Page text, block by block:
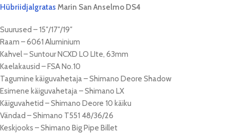
Hübriidjalgratas Marin San Anselmo DS4
Suurused – 15″/17″/19″
Raam – 6061 Aluminium
Kahvel – Suntour NCXD LO LIte, 63mm
Kaelakausid – FSA No.10
Tagumine käiguvahetaja – Shimano Deore Shadow
Esimene käiguvahetaja – Shimano LX
Käiguvahetid – Shimano Deore 10 käiku
Vändad – Shimano T551 48/36/26
Keskjooks – Shimano Big Pipe Billet